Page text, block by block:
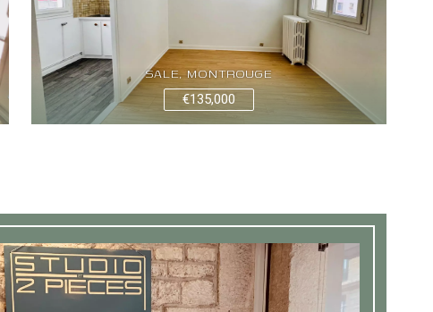
SALE, MONTROUGE
€135,000